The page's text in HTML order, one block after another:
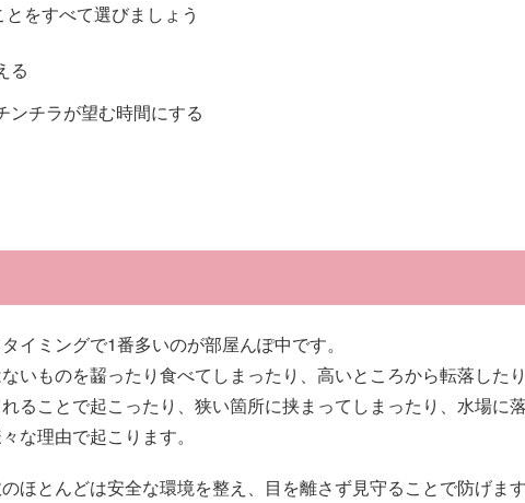
をすべて選びましょう
る
ンチラが望む時間にする
イミングで1番多いのが部屋んぽ中です。
いものを齧ったり食べてしまったり、高いところから転落した
ることで起こったり、狭い箇所に挟まってしまったり、水場に
な理由で起こります。
ほとんどは安全な環境を整え、目を離さず見守ることで防げます